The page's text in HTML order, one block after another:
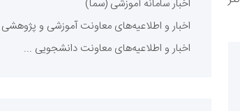
اخبار سامانه آموزشی (سما)
اخبار و اطلاعیه‌های معاونت آموزشی و پژوهشی
اخبار و اطلاعیه‌های معاونت دانشجویی ...